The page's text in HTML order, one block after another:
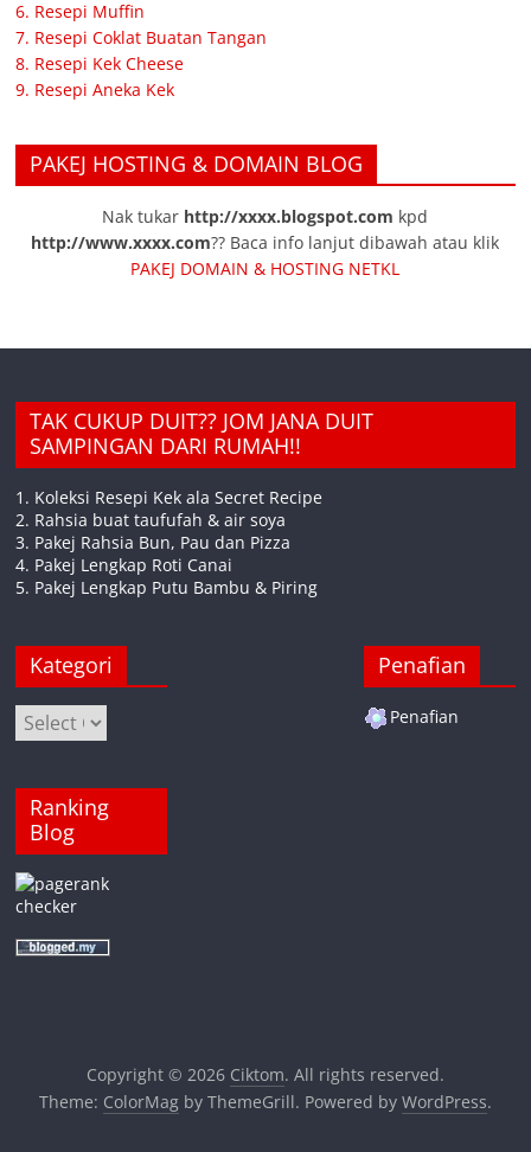
6. Resepi Muffin
7. Resepi Coklat Buatan Tangan
8. Resepi Kek Cheese
9. Resepi Aneka Kek
PAKEJ HOSTING & DOMAIN BLOG
Nak tukar http://xxxx.blogspot.com kpd
http://www.xxxx.com?? Baca info lanjut dibawah atau klik
PAKEJ DOMAIN & HOSTING NETKL
TAK CUKUP DUIT?? JOM JANA DUIT
SAMPINGAN DARI RUMAH!!
1. Koleksi Resepi Kek ala Secret Recipe
2. Rahsia buat taufufah & air soya
3. Pakej Rahsia Bun, Pau dan Pizza
4. Pakej Lengkap Roti Canai
5. Pakej Lengkap Putu Bambu & Piring
Kategori
Kategori
Ranking
Blog
Penafian
Penafian
Copyright © 2026 Ciktom. All rights reserved.
Theme: ColorMagby ThemeGrill. Powered by WordPress.